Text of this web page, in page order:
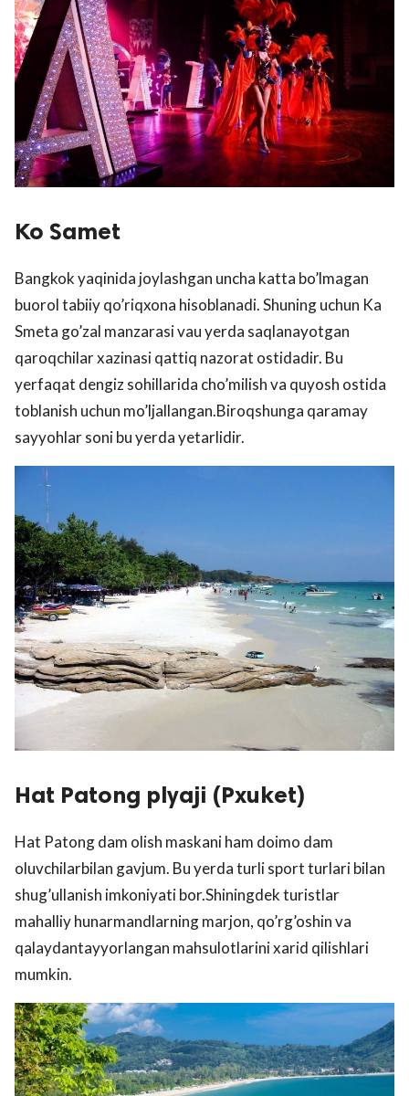
Ko Samet
Bangkok yaqinida joylashgan uncha katta bo’lmagan
buorol tabiiy qo’riqxona hisoblanadi. Shuning uchun Ka
Smeta go’zal manzarasi vau yerda saqlanayotgan
qaroqchilar xazinasi qattiq nazorat ostidadir. Bu
yerfaqat dengiz sohillarida cho’milish va quyosh ostida
toblanish uchun mo’ljallangan.Biroqshunga qaramay
sayyohlar soni bu yerda yetarlidir.
Hat Patong plyaji (Pxuket)
Hat Patong dam olish maskani ham doimo dam
oluvchilarbilan gavjum. Bu yerda turli sport turlari bilan
shug’ullanish imkoniyati bor.Shiningdek turistlar
mahalliy hunarmandlarning marjon, qo’rg’oshin va
qalaydantayyorlangan mahsulotlarini xarid qilishlari
mumkin.